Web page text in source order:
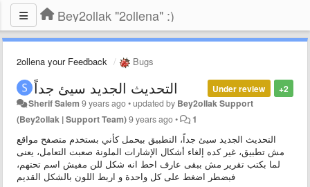
Bey2ollak "2ollena" :)
2ollena your Feedback Bugs
+2
Under review التحديث الجديد سيئ جداً
Sherif Salem 9 years ago•updated by Bey2ollak Support
(Bey2ollak | Support Team)9 years ago• 1
التحديث الجديد سيئ جداً، التطبيق بيحمل كأني بستخدم متصفح مواقع
مش تطبيق، غير كده إلغاء أشكال الإشارات الملونة صعبت التعامل، يعنى
لما بكتب تقرير مش ببقى عارف احط انه شكل للن مفيش اسم تحتهم،